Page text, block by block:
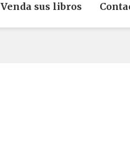
Venda sus libros